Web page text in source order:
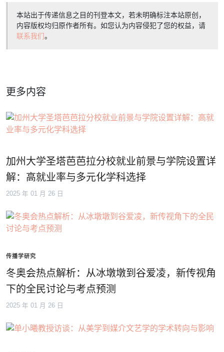
本站出于传递信息之目的刊登本文，若未明确标注本站原创，
内容版权均归原作者所有。如您认为内容侵犯了您的权益，请
联系我们。
更多内容
加州大学圣塔芭芭拉分校就业前景与学院设置详
解：高就业率与多元化学科选择
2025 年 01 月 26 日
传播学研究
冬奥会热点解析：从冰墩墩到谷爱凌，新传视角
下的全民讨论与考点预测
2025 年 01 月 26 日